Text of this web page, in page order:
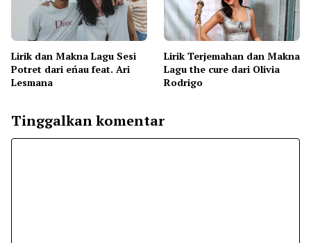
Lirik dan Makna Lagu Sesi
Potret dari eńau feat. Ari
Lesmana
Lirik Terjemahan dan Makna
Lagu the cure dari Olivia
Rodrigo
Tinggalkan komentar